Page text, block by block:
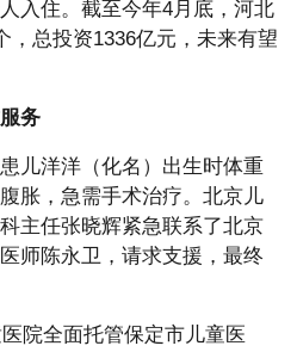
入住。截至今年4月底，河北
，总投资1336亿元，未来有望
务
儿洋洋（化名）出生时体重
胀，急需手术治疗。北京儿
主任张晓辉紧急联系了北京
师陈永卫，请求支援，最终
院全面托管保定市儿童医